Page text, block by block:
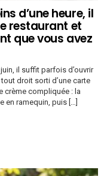
d’une heure, il
restaurant et
que vous avez
il suffit parfois d’ouvrir
droit sorti d’une carte
crème compliquée : la
en ramequin, puis […]